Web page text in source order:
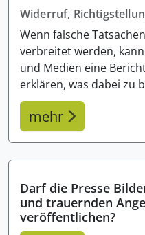
Widerruf,
Wenn falsche
verbreitet werden,
und Medien eine
erklären, was dabei zu
mehr
Darf die Presse
und trauernden
veröffentlichen?